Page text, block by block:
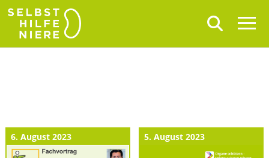
6. August 2023 5. August 2023